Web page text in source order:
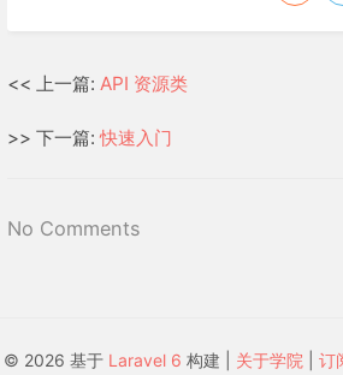
<< 上一篇: API 资源类
>> 下一篇:快速入门
No Comments
© 2026 基于 Laravel 6 构建 | 关于学院 订